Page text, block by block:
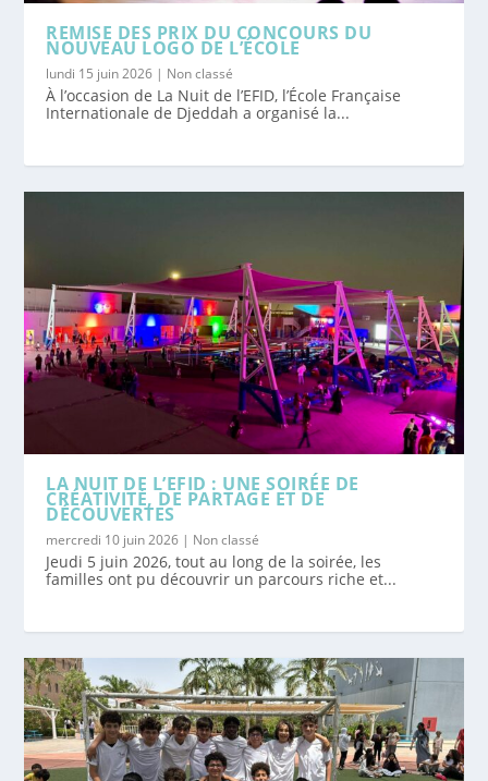
REMISE DES PRIX DU CONCOURS DU
NOUVEAU LOGO DE L’ÉCOLE
lundi 15 juin 2026 | Non classé
À l’occasion de La Nuit de l’EFID, l’École Française
Internationale de Djeddah a organisé la...
LA NUIT DE L’EFID : UNE SOIRÉE DE
CRÉATIVITÉ, DE PARTAGE ET DE
DÉCOUVERTES
mercredi 10 juin 2026 | Non classé
Jeudi 5 juin 2026, tout au long de la soirée, les
familles ont pu découvrir un parcours riche et...